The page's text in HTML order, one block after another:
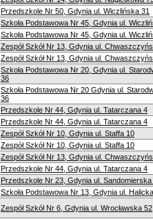
Przedszkole Nr 50, Gdynia ul. Wiczlińska 31
Szkoła Podstawowa Nr 45, Gdynia ul.
Szkoła Podstawowa Nr 45, Gdynia ul.
Zespół Szkół Nr 13, Gdynia ul.
Zespół Szkół Nr 13, Gdynia ul.
Szkoła Podstawowa Nr 20, Gdynia ul.
36
Szkoła Podstawowa Nr 20 Gdynia ul.
36
Przedszkole Nr 44, Gdynia ul. Tatarczana 4
Przedszkole Nr 44, Gdynia ul. Tatarczana 4
Zespół Szkół Nr 10, Gdynia ul. Staffa 10
Zespół Szkół Nr 10, Gdynia ul. Staffa 10
Zespół Szkół Nr 13, Gdynia ul.
Przedszkole Nr 44, Gdynia ul. Tatarczana 4
Przedszkole Nr 23, Gdynia ul. Sandomierska
Szkoła Podstawowa Nr 13, Gdynia ul.
Zespół Szkół Nr 6, Gdynia ul. Wrocławska 52